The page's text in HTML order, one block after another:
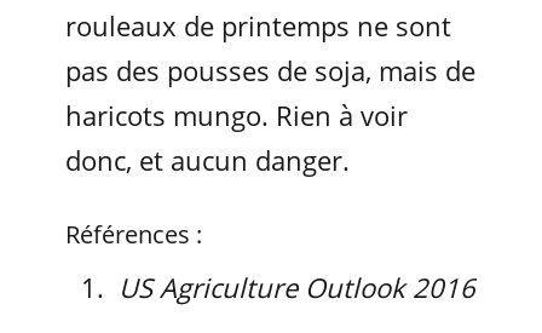
rouleaux de printemps ne sont
pas des pousses de soja, mais de
haricots mungo. Rien à voir
donc, et aucun danger.
Références :
US Agriculture Outlook 2016